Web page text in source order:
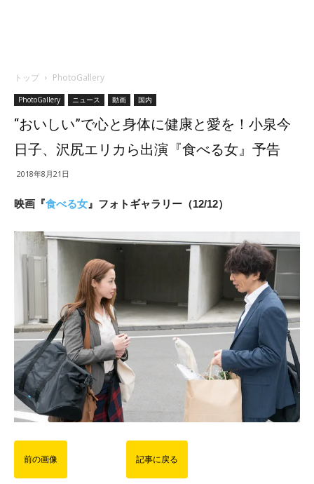
トップ PhotoGallery
PhotoGallery ニュース 動画 国内
“おいしい”で心と身体に健康と愛を！小泉今
日子、沢尻エリカら出演『食べる女』予告
2018年8月21日
映画『食べる女 』フォトギャラリー（12/12）
前の画像 記事に戻る